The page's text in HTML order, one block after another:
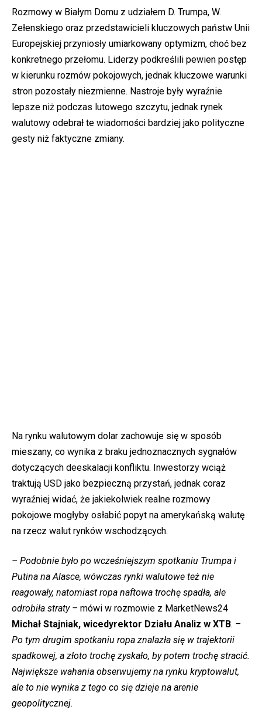
Rozmowy w Białym Domu z udziałem D. Trumpa, W.
Zełenskiego oraz przedstawicieli kluczowych państw Unii
Europejskiej przyniosły umiarkowany optymizm, choć bez
konkretnego przełomu. Liderzy podkreślili pewien postęp
w kierunku rozmów pokojowych, jednak kluczowe warunki
stron pozostały niezmienne. Nastroje były wyraźnie
lepsze niż podczas lutowego szczytu, jednak rynek
walutowy odebrał te wiadomości bardziej jako polityczne
gesty niż faktyczne zmiany.
Na rynku walutowym dolar zachowuje się w sposób
mieszany, co wynika z braku jednoznacznych sygnałów
dotyczących deeskalacji konfliktu. Inwestorzy wciąż
traktują USD jako bezpieczną przystań, jednak coraz
wyraźniej widać, że jakiekolwiek realne rozmowy
pokojowe mogłyby osłabić popyt na amerykańską walutę
na rzecz walut rynków wschodzących.
– Podobnie było po wcześniejszym spotkaniu Trumpa i
Putina na Alasce, wówczas rynki walutowe też nie
reagowały, natomiast ropa naftowa trochę spadła, ale
odrobiła straty – mówi w rozmowie z MarketNews24
Michał Stajniak, wicedyrektor Działu Analiz w XTB. –
Po tym drugim spotkaniu ropa znalazła się w trajektorii
spadkowej, a złoto trochę zyskało, by potem trochę stracić.
Największe wahania obserwujemy na rynku kryptowalut,
ale to nie wynika z tego co się dzieje na arenie
geopolitycznej.